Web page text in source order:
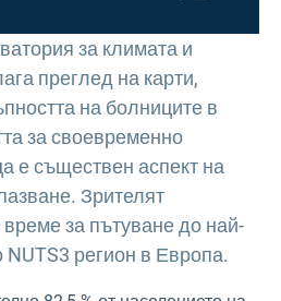
за климата и
преглед на карти,
на болниците в
за своевременно
е съществен аспект на
Зрителят
за пътуване до най-
NUTS3 регион в Европа.